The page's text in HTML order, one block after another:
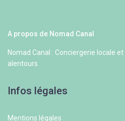
A propos de Nomad Canal
Nomad Canal : Conciergerie locale
alentours
Infos légales
Mentions légales